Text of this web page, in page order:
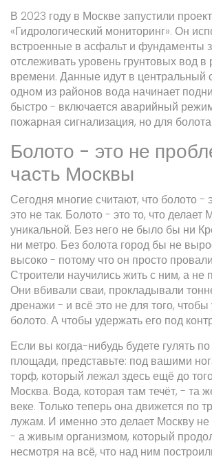
В 2023 году в Москве запустили проект
«Гидрологический мониторинг». Он
встроенные в асфальт и фундаменты
отслеживать уровень грунтовых вод в
времени. Данные идут в центральный
одном из районов вода начинает
быстро - включается аварийный
пожарная сигнализация, но для болота.
Болото - это не
часть Москвы
Сегодня многие считают, что болото
это не так. Болото - это то, что делает
уникальной. Без него не было бы ни
ни метро. Без болота город бы не
высоко - потому что он просто
Строители научились жить с ним, а не
Они вбивали сваи, прокладывали
дренажи - и всё это не для того, чтобы
болото. А чтобы удержать его под
Если вы когда-нибудь будете гулять
площади, представьте: под вашими
торф, который лежал здесь ещё до
Москва. Вода, которая там течёт, - та
веке. Только теперь она движется по
лужам. И именно это делает Москву не
- а живым организмом, который
несмотря на всё, что над ним